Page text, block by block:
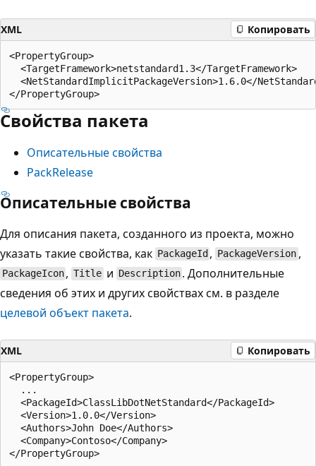
XML Копировать
<PropertyGroup>
  <TargetFramework>netstandard1.3</TargetFramework>
<NetStandardImplicitPackageVersion>1.6.0</
Свойства пакета
Описательные свойства
PackRelease
Описательные свойства
Для описания пакета, созданного из проекта, можно
указать такие свойства, как PackageId , PackageVersion ,
PackageIcon ,Titleи Description . Дополнительные
сведения об этих и других свойствах см. в разделе
целевой объект пакета.
XML Копировать
<PropertyGroup>
  ...
  <PackageId>ClassLibDotNetStandard</PackageId>
  <Version>1.0.0</Version>
  <Authors>John Doe</Authors>
  <Company>Contoso</Company>